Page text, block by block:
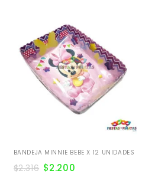
BANDEJA MINNIE BEBE X 12 UNIDADES
$2.316 $2.200